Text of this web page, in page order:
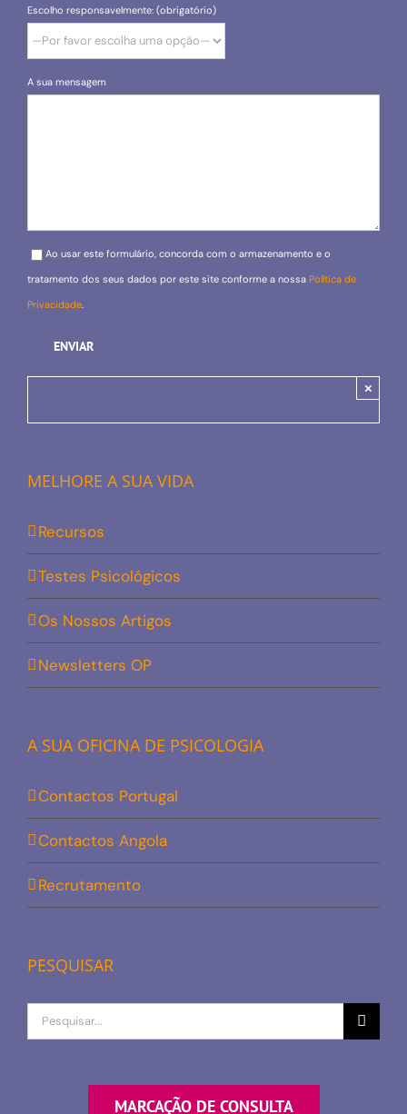
Escolho responsavelmente: (obrigatório)
A sua mensagem
Please leave this field empty.
Ao usar este formulário, concorda com o armazenamento e o
tratamento dos seus dados por este site conforme a nossa Política de
Privacidade.
×
MELHORE A SUA VIDA
Recursos
Testes Psicológicos
Os Nossos Artigos
Newsletters OP
A SUA OFICINA DE PSICOLOGIA
Contactos Portugal
Contactos Angola
Recrutamento
PESQUISAR
Procurar
por
MARCAÇÃO DE CONSULTA